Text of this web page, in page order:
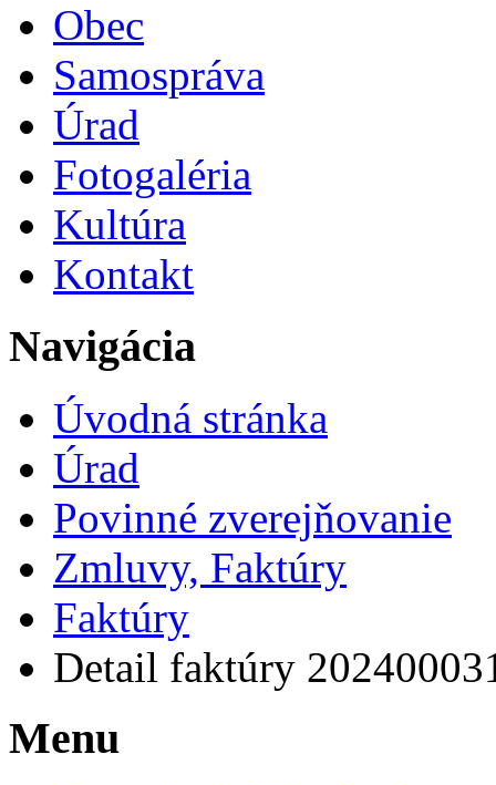
Obec
Samospráva
Úrad
Fotogaléria
Kultúra
Kontakt
Navigácia
Úvodná stránka
Úrad
Povinné zverejňovanie
Zmluvy, Faktúry
Faktúry
Detail faktúry
Menu